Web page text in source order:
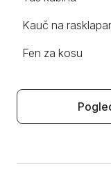
Kauč na
Fen za kosu